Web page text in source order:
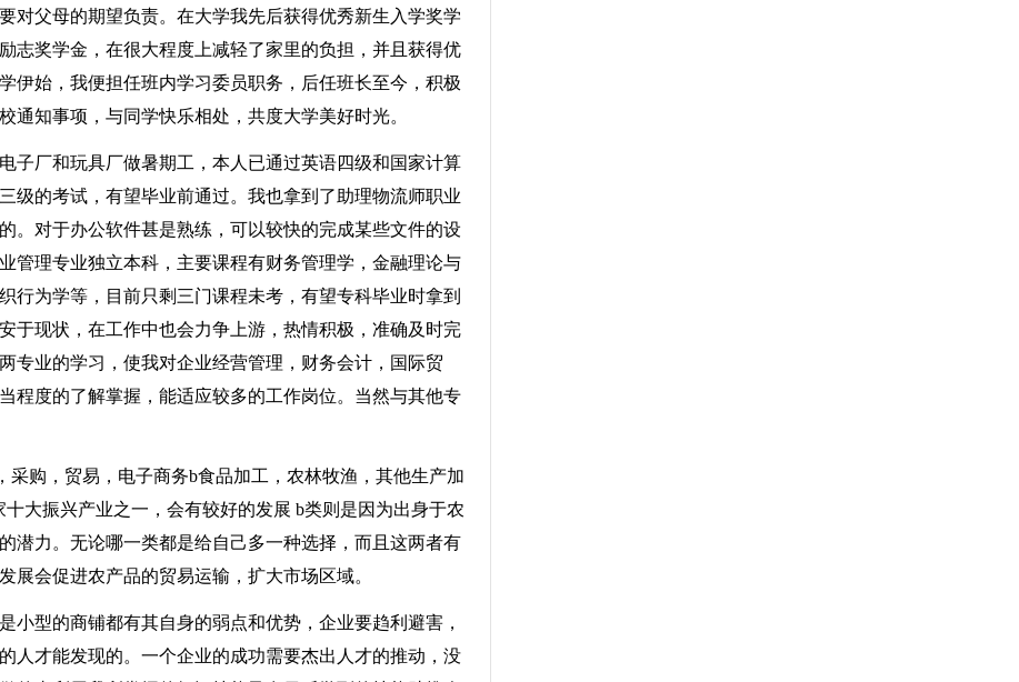
对父母的期望负责。在大学我先后获得优秀新生入学奖学
志奖学金，在很大程度上减轻了家里的负担，并且获得优
伊始，我便担任班内学习委员职务，后任班长至今，积极
通知事项，与同学快乐相处，共度大学美好时光。
厂和玩具厂做暑期工，本人已通过英语四级和国家计算
级的考试，有望毕业前通过。我也拿到了助理物流师职业
。对于办公软件甚是熟练，可以较快的完成某些文件的设
管理专业独立本科，主要课程有财务管理学，金融理论与
行为学等，目前只剩三门课程未考，有望专科毕业时拿到
于现状，在工作中也会力争上游，热情积极，准确及时完
专业的学习，使我对企业经营管理，财务会计，国际贸
程度的了解掌握，能适应较多的工作岗位。当然与其他专
购，贸易，电子商务b食品加工，农林牧渔，其他生产加
大振兴产业之一，会有较好的发展 b类则是因为出身于农
潜力。无论哪一类都是给自己多一种选择，而且这两者有
展会促进农产品的贸易运输，扩大市场区域。
型的商铺都有其自身的弱点和优势，企业要趋利避害，
人才能发现的。一个企业的成功需要杰出人才的推动，没